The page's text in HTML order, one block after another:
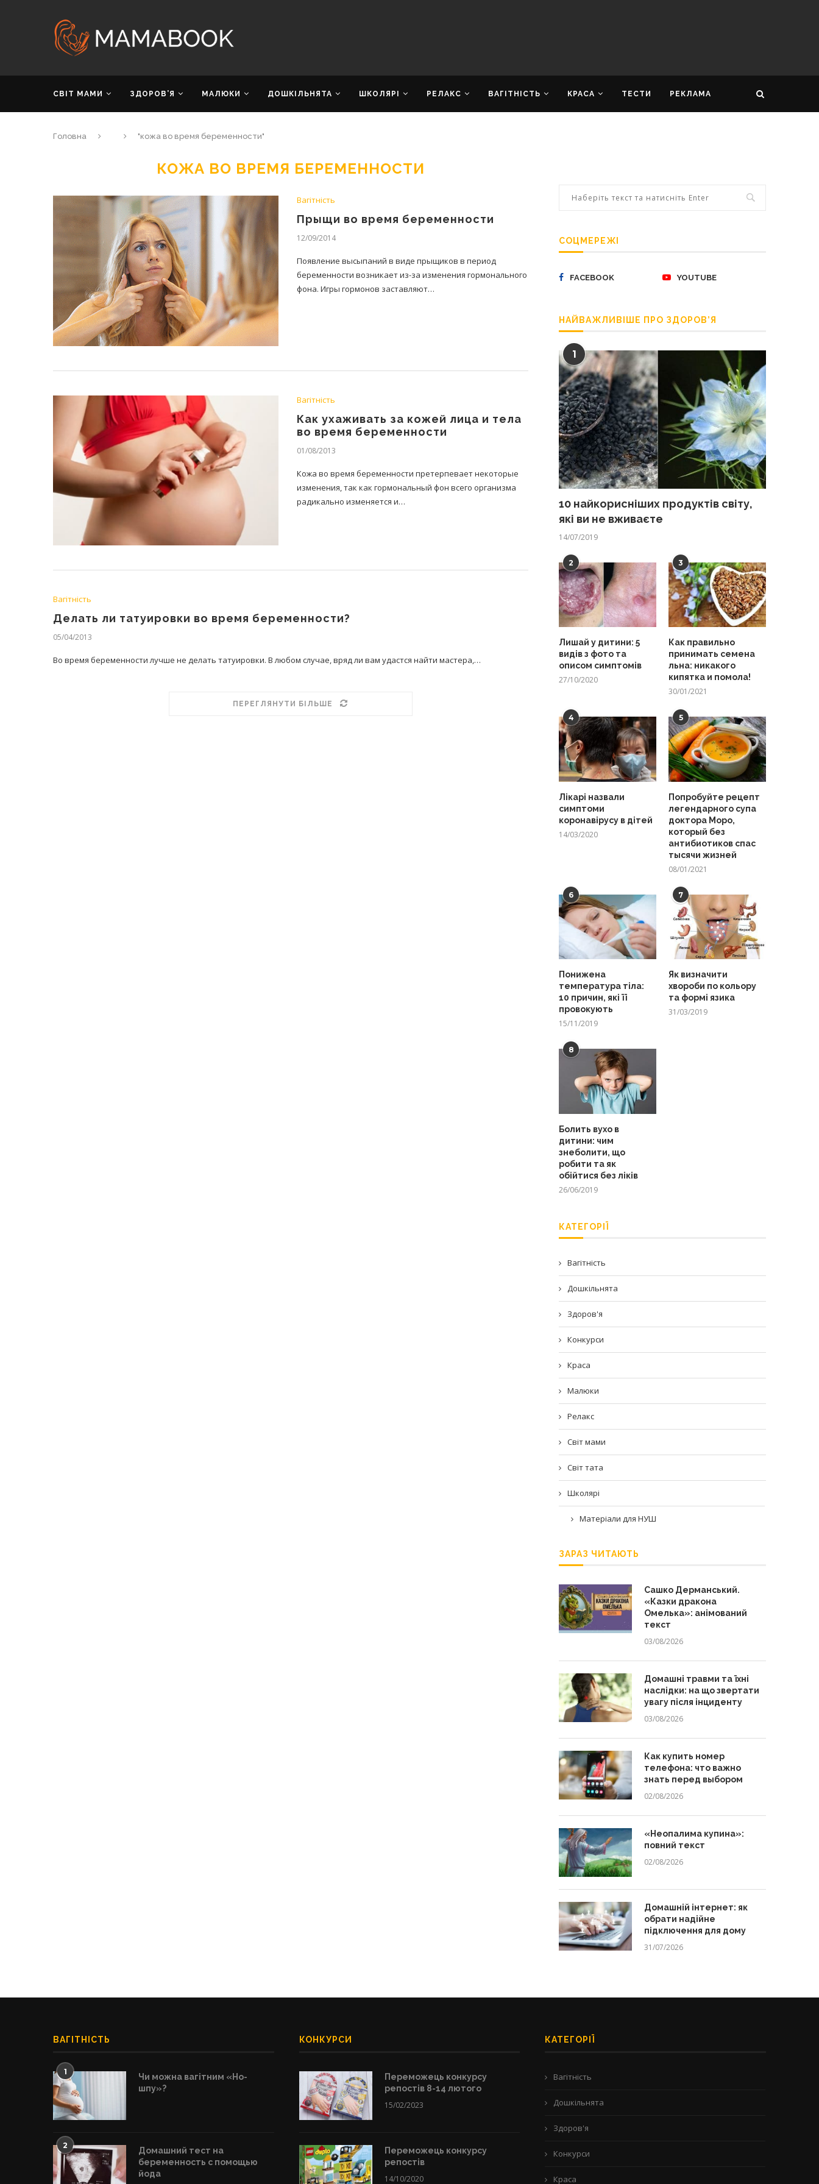
СВІТ МАМИ ЗДОРОВ’Я МАЛЮКИ ДОШКІЛЬНЯТА ШКОЛЯРІ РЕЛАКС ВАГІТНІСТЬ КРАСА ТЕСТИ РЕКЛАМА
Головна "кожа во время беременности"
КОЖА ВО ВРЕМЯ БЕРЕМЕННОСТИ
Вагітність
Прыщи во время беременности
12/09/2014
Появление высыпаний в виде прыщиков в период
беременности возникает из-за изменения гормонального
фона. Игры гормонов заставляют…
Вагітність
Как ухаживать за кожей лица и тела
во время беременности
01/08/2013
Кожа во время беременности претерпевает некоторые
изменения, так как гормональный фон всего организма
радикально изменяется и…
Вагітність
Делать ли татуировки во время беременности?
05/04/2013
Во время беременности лучше не делать татуировки. В любом случае, вряд ли вам удастся найти мастера,…
ПЕРЕГЛЯНУТИ БІЛЬШЕ
СОЦМЕРЕЖІ
FACEBOOK YOUTUBE
НАЙВАЖЛИВІШЕ ПРО ЗДОРОВ’Я
1
10 найкорисніших продуктів світу,
які ви не вживаєте
14/07/2019
2
Лишай у дитини: 5
видів з фото та
описом симптомів
27/10/2020
3
Как правильно
принимать семена
льна: никакого
кипятка и помола!
30/01/2021
4
Лікарі назвали
симптоми
коронавірусу в дітей
14/03/2020
5
Попробуйте рецепт
легендарного супа
доктора Моро,
который без
антибиотиков спас
тысячи жизней
08/01/2021
6
Понижена
температура тіла:
10 причин, які її
провокують
15/11/2019
7
Як визначити
хвороби по кольору
та формі язика
31/03/2019
8
Болить вухо в
дитини: чим
знеболити, що
робити та як
обійтися без ліків
26/06/2019
КАТЕГОРІЇ
Вагітність
Дошкільнята
Здоров'я
Конкурси
Краса
Малюки
Релакс
Світ мами
Світ тата
Школярі
Матеріали для НУШ
ЗАРАЗ ЧИТАЮТЬ
Сашко Дерманський.
«Казки дракона
Омелька»: анімований
текст
03/08/2026
Домашні травми та їхні
наслідки: на що звертати
увагу після інциденту
03/08/2026
Как купить номер
телефона: что важно
знать перед выбором
02/08/2026
«Неопалима купина»:
повний текст
02/08/2026
Домашній інтернет: як
обрати надійне
підключення для дому
31/07/2026
ВАГІТНІСТЬ
1
Чи можна вагітним «Но-
шпу»?
2
Домашний тест на
беременность с помощью
йода
КОНКУРСИ
Переможець конкурсу
репостів 8-14 лютого
15/02/2023
Переможець конкурсу
репостів
14/10/2020
КАТЕГОРІЇ
Вагітність
Дошкільнята
Здоров'я
Конкурси
Краса